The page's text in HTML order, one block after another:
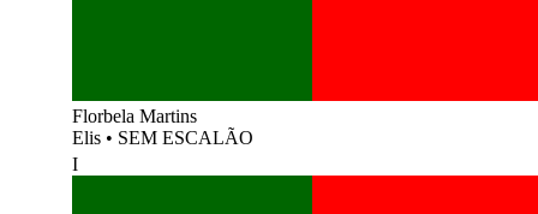
Florbela Martins
Elis • SEM ESCALÃO
I